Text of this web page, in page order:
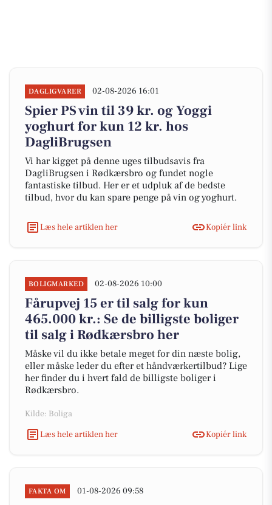
DAGLIGVARER 02-08-2026 16:01
Spier PS vin til 39 kr. og Yoggi
yoghurt for kun 12 kr. hos
DagliBrugsen
Vi har kigget på denne uges tilbudsavis fra
DagliBrugsen i Rødkærsbro og fundet nogle
fantastiske tilbud. Her er et udpluk af de bedste
tilbud, hvor du kan spare penge på vin og yoghurt.
Læs hele artiklen her Kopiér link
BOLIGMARKED 02-08-2026 10:00
Fårupvej 15 er til salg for kun
465.000 kr.: Se de billigste boliger
til salg i Rødkærsbro her
Måske vil du ikke betale meget for din næste bolig,
eller måske leder du efter et håndværkertilbud? Lige
her finder du i hvert fald de billigste boliger i
Rødkærsbro.
Kilde: Boliga
Læs hele artiklen her
Kopiér link
FAKTA OM 01-08-2026 09:58